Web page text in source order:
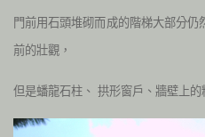
門前用石頭堆砌而成的階梯大部分
前的壯觀，
但是蟠龍石柱、 拱形窗戶、牆壁上